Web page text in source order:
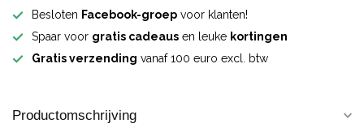
Besloten Facebook-groep voor klanten!
Spaar voor gratis cadeaus en leuke kortingen
Gratis verzending vanaf 100 euro excl. btw
Productomschrijving